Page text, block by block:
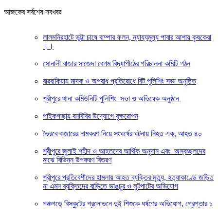
আজকের সর্বশেষ সবখবর
লালমনিরহাটে ভুট্টা চাষে বাম্পার ফলন, ন্যায্যমুল্য পাবার আশায় কৃষকেরা
।।
সোনালী বাজার সাজেদা বেগম বিদ্যাপীঠের পরিচালনা কমিটি গঠন
বারবাকিয়ায় মাদক ও অপরাধ প্রতিরোধে বিট পুলিশিং সভা অনুষ্ঠিত
শ্রীপুরে থানা কমিউনিটি পুলিশিং সভা ও অভিষেক অনুষ্ঠান
পাইকগাছায় বনবিবির উদ্যোগে বৃক্ষরোপন
ভৈরবে বাজারের নামকরণ নিয়ে সংঘর্ষের ঘটনায় নিহত এক, আহত ৪০
শ্রীপুরে জুলাই শহীদ ও আহতদের আর্থিক অনুদান এবং অস্বচ্ছলদের
মাঝে বিভিন্ন উপকরণ বিতরণ
শ্রীপুরে প্রতিবেশীদের হামলায় আহত ব্যক্তির মৃত্যু, হত্যাকাণ্ডে জড়িত
না এমন ব্যক্তিদের বাড়িতে ভাঙচুর ও লুটপাটের অভিযোগ
পঞ্চগড়ে বিস্কুটের প্রলোভনে দুই শিশুকে ধর্ষণের অভিযোগ, গ্রেপ্তার ১